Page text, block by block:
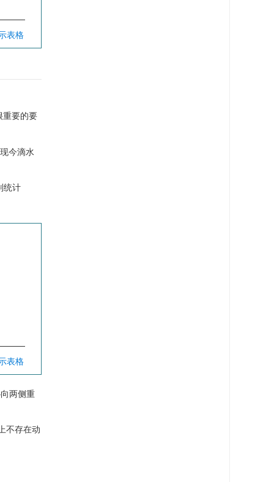
表格
重要的要
今滴水
统计
表格
两侧重
不存在动